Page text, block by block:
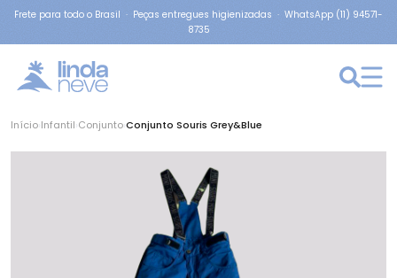
Frete para todo o Brasil · Peças entregues higienizadas · WhatsApp (11) 94571-
8735
Início Infantil ConjuntoConjunto Souris Grey&Blue